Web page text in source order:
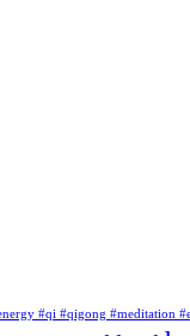
#qi #qigong #meditation